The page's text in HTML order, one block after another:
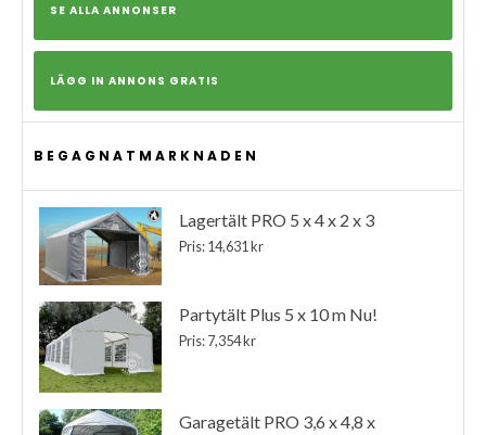
SE ALLA ANNONSER
LÄGG IN ANNONS GRATIS
BEGAGNATMARKNADEN
Lagertält PRO 5 x 4 x 2 x 3
Pris: 14,631 kr
Partytält Plus 5 x 10 m Nu!
Pris: 7,354 kr
Garagetält PRO 3,6 x 4,8 x